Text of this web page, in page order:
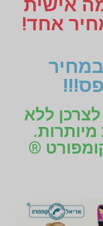
אישית
ללא
מיותרות.
®